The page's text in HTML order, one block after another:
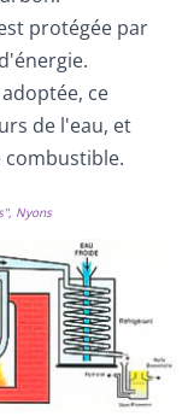
protégée par
ce
de l'eau, et
combustible.
Nyons